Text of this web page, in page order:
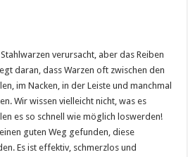
verursacht, aber das Reiben
daran, dass Warzen oft zwischen den
im Nacken, in der Leiste und manchmal
Wir wissen vielleicht nicht, was es
es so schnell wie möglich loswerden!
guten Weg gefunden, diese
Es ist effektiv, schmerzlos und